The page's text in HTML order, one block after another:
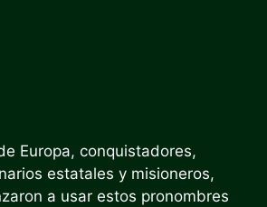
Europa, conquistadores,
estatales y misioneros,
a usar estos pronombres